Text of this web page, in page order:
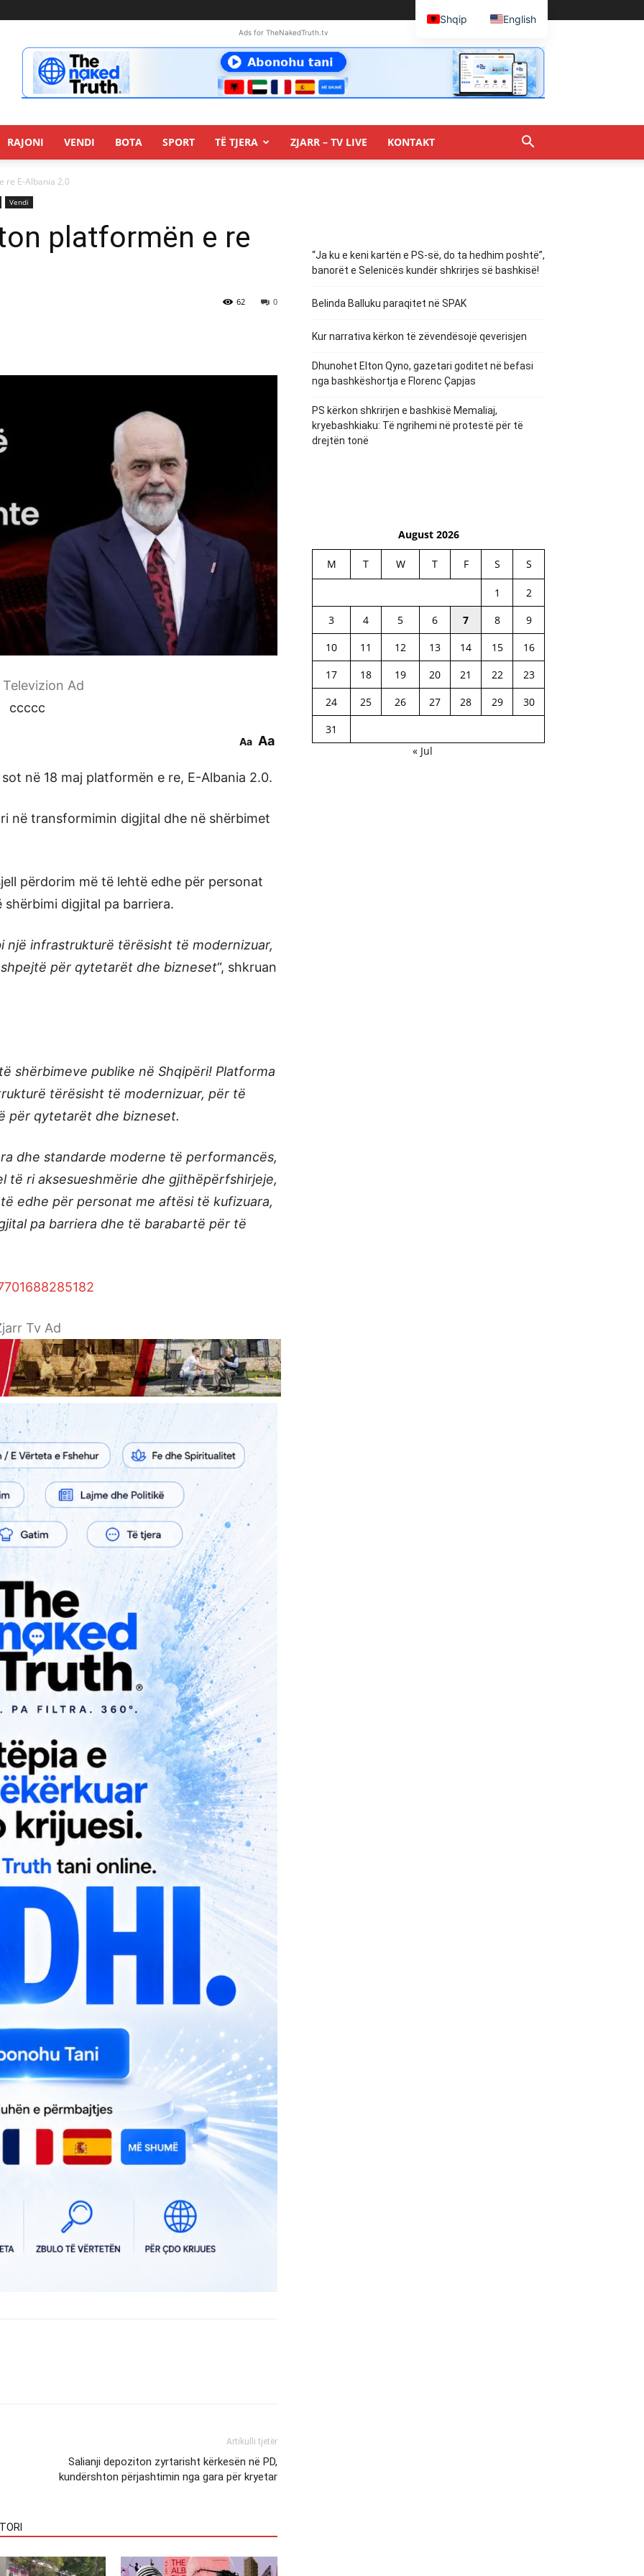
Ads for TheNakedTruth.tv
RAJONI VENDI BOTA SPORT TË TJERA ZJARR – TV LIVE KONTAKT
re E-Albania 2.0
Vendi
platformën e re
0
62
Ad
ccccc
Aa Aa
në 18 maj platformën e re, E-Albania 2.0.
në transformimin digjital dhe në shërbimet
përdorim më të lehtë edhe për personat
digjital pa barriera.
një infrastrukturë tërësisht të modernizuar,
për qytetarët dhe bizneset“, shkruan
shërbimeve publike në Shqipëri! Platforma
tërësisht të modernizuar, për të
për qytetarët dhe bizneset.
dhe standarde moderne të performancës,
të ri aksesueshmërie dhe gjithëpërfshirjeje,
edhe për personat me aftësi të kufizuara,
pa barriera dhe të barabartë për të
Tv Ad
Artikulli tjetër
Salianji depoziton zyrtarisht kërkesën në PD,
kundërshton përjashtimin nga gara për kryetar
“Ja ku e keni kartën e PS-së, do ta hedhim poshtë”,
banorët e Selenicës kundër shkrirjes së bashkisë!
Belinda Balluku paraqitet në SPAK
Kur narrativa kërkon të zëvendësojë qeverisjen
Dhunohet Elton Qyno, gazetari goditet në befasi
nga bashkëshortja e Florenc Çapjas
PS kërkon shkrirjen e bashkisë Memaliaj,
kryebashkiaku: Të ngrihemi në protestë për të
drejtën tonë
August 2026
M T W T F S S
1
2
3
4 5 6 7 8
9
10
11 12 13 14 15
16
17
18 19 20 21 22
23
24
25 26 27 28 29
30
31
« Jul
Shqip English